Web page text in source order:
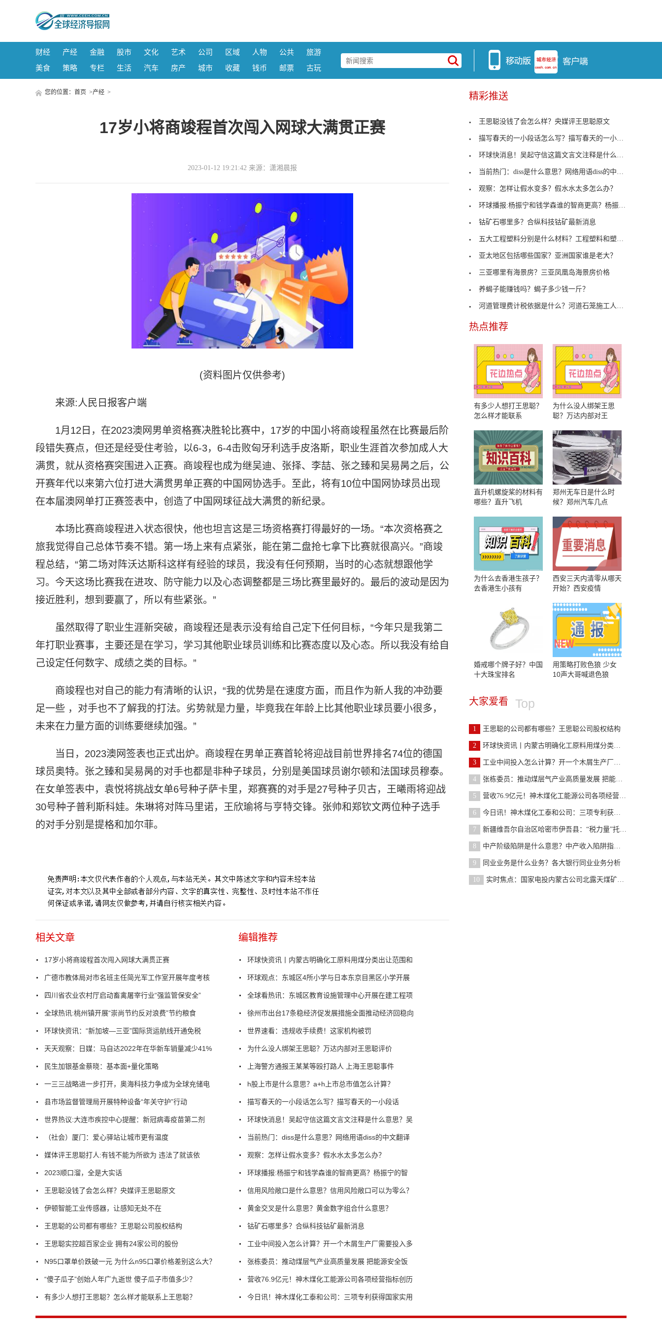
财经 产经 金融 股市 文化 艺术 公司 区域 人物 公共
旅游
美食
策略 专栏 生活 汽车 房产 城市 收藏 钱币 邮票 古玩
您的位置： 首页 >产经 >
17岁小将商竣程首次闯入网球大满贯正赛
2023-01-12 19:21:42 来源：潇湘晨报
(资料图片仅供参考)
来源:人民日报客户端
1月12日，在2023澳网男单资格赛决胜轮比赛中，17岁的中国小将商竣程虽然在比赛最后阶
段错失赛点，但还是经受住考验，以6-3，6-4击败匈牙利选手皮洛斯，职业生涯首次参加成人大
满贯，就从资格赛突围进入正赛。商竣程也成为继吴迪、张择、李喆、张之臻和吴易昺之后，公
开赛年代以来第六位打进大满贯男单正赛的中国网协选手。至此，将有10位中国网协球员出现
在本届澳网单打正赛签表中，创造了中国网球征战大满贯的新纪录。
本场比赛商竣程进入状态很快，他也坦言这是三场资格赛打得最好的一场。“本次资格赛之
旅我觉得自己总体节奏不错。第一场上来有点紧张，能在第二盘抢七拿下比赛就很高兴。”商竣
程总结，“第二场对阵沃达斯科这样有经验的球员，我没有任何预期，当时的心态就想跟他学
习。今天这场比赛我在进攻、防守能力以及心态调整都是三场比赛里最好的。最后的波动是因为
接近胜利，想到要赢了，所以有些紧张。”
虽然取得了职业生涯新突破，商竣程还是表示没有给自己定下任何目标，“今年只是我第二
年打职业赛事，主要还是在学习，学习其他职业球员训练和比赛态度以及心态。所以我没有给自
己设定任何数字、成绩之类的目标。”
商竣程也对自己的能力有清晰的认识，“我的优势是在速度方面，而且作为新人我的冲劲要
足一些 ，对手也不了解我的打法。劣势就是力量，毕竟我在年龄上比其他职业球员要小很多，
未来在力量方面的训练要继续加强。”
当日，2023澳网签表也正式出炉。商竣程在男单正赛首轮将迎战目前世界排名74位的德国
球员奥特。张之臻和吴易昺的对手也都是非种子球员，分别是美国球员谢尔顿和法国球员穆泰。
在女单签表中，袁悦将挑战女单6号种子萨卡里，郑赛赛的对手是27号种子贝古，王曦雨将迎战
30号种子普利斯科娃。朱琳将对阵马里诺，王欣瑜将与亨特交锋。张帅和郑钦文两位种子选手
的对手分别是提格和加尔菲。
相关文章
17岁小将商竣程首次闯入网球大满贯正赛
广德市教体局对市名班主任简光军工作室开展年度考核
四川省农业农村厅启动畜禽屠宰行业“强监管保安全”
全球热讯:桃州镇开展“崇尚节约反对浪费”节约粮食
环球快资讯：“新加坡—三亚”国际货运航线开通免税
天天观察：日媒：马自达2022年在华新车销量减少41%
民生加银基金蔡晓：基本面+量化策略
一三三战略进一步打开，奥海科技力争成为全球充储电
县市场监督管理局开展特种设备“年关守护”行动
世界热议:大连市疾控中心提醒：新冠病毒疫苗第二剂
（社会）厦门：爱心驿站让城市更有温度
媒体评王思聪打人:有钱不能为所欲为 违法了就该依
2023顺口溜，全是大实话
王思聪没钱了会怎么样？央媒评王思聪原文
伊顿智能工业传感器，让感知无处不在
王思聪的公司都有哪些？王思聪公司股权结构
王思聪实控超百家企业 拥有24家公司的股份
N95口罩单价跌破一元 为什么n95口罩价格差别这么大？
“傻子瓜子”创始人年广九逝世 傻子瓜子市值多少？
有多少人想打王思聪？怎么样才能联系上王思聪？
编辑推荐
环球快资讯丨内蒙古明确化工原料用煤分类出让范围和
环球观点：东城区4所小学与日本东京目黑区小学开展
全球看热讯：东城区教育设施管理中心开展在建工程项
徐州市出台17条稳经济促发展措施全面推动经济回稳向
世界速看：违规收手续费！这家机构被罚
为什么没人绑架王思聪？万达内部对王思聪评价
上海警方通报王某某等殴打路人 上海王思聪事件
h股上市是什么意思？a+h上市总市值怎么计算？
描写春天的一小段话怎么写？描写春天的一小段话
环球快消息！吴起守信这篇文言文注释是什么意思？吴
当前热门：diss是什么意思？网络用语diss的中文翻译
观察：怎样让假水变多？假水水太多怎么办？
环球播报:杨振宁和钱学森谁的智商更高？杨振宁的智
信用风险敞口是什么意思？信用风险敞口可以为零么？
黄金交叉是什么意思？黄金数字组合什么意思？
钴矿石哪里多？合纵科技钴矿最新消息
工业中间投入怎么计算？开一个木屑生产厂需要投入多
张栋委员：推动煤层气产业高质量发展 把能源安全饭
营收76.9亿元！神木煤化工能源公司各项经营指标创历
今日讯！神木煤化工泰和公司：三项专利获得国家实用
精彩推送
王思聪没钱了会怎么样？央媒评王思聪原文
描写春天的一小段话怎么写？描写春天的一小段话
环球快消息！吴起守信这篇文言文注释是什么意思？吴
当前热门：diss是什么意思？网络用语diss的中文翻译
观察：怎样让假水变多？假水水太多怎么办？
环球播报:杨振宁和钱学森谁的智商更高？杨振宁的智
钴矿石哪里多？合纵科技钴矿最新消息
五大工程塑料分别是什么材料？工程塑料和塑料的区别
亚太地区包括哪些国家？亚洲国家谁是老大？
三亚哪里有海景房？三亚凤凰岛海景房价格
养蝎子能赚钱吗？蝎子多少钱一斤？
河道管理费计税依据是什么？河道石笼施工人工单价
热点推荐
有多少人想打王思聪？
怎么样才能联系
为什么没人绑架王思
聪？万达内部对王
直升机螺旋桨的材料有
哪些？直升飞机
郑州无车日是什么时
候？郑州汽车几点
为什么去香港生孩子？
去香港生小孩有
西安三天内清零从哪天
开始？西安疫情
婚戒哪个牌子好？中国
十大珠宝排名
用策略打败色狼 少女
10声大哥喊退色狼
大家爱看 Top
1 王思聪的公司都有哪些？王思聪公司股权结构
2 环球快资讯丨内蒙古明确化工原料用煤分类出让范围和
3 工业中间投入怎么计算？开一个木屑生产厂需要投入多
4 张栋委员：推动煤层气产业高质量发展 把能源安全饭
5 营收76.9亿元！神木煤化工能源公司各项经营指标创历
6 今日讯！神木煤化工泰和公司：三项专利获得国家实用
7 新疆维吾尔自治区哈密市伊吾县：“税力量”托举煤化
8 中产阶级陷阱是什么意思？中产收入陷阱指的是什么？
9 同业业务是什么业务？各大银行同业业务分析
10 实时焦点：国家电投内蒙古公司北露天煤矿智能生产调